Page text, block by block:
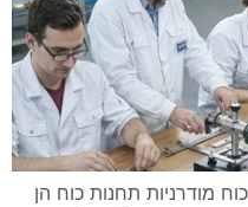
מודרניות תחנות כוח הן